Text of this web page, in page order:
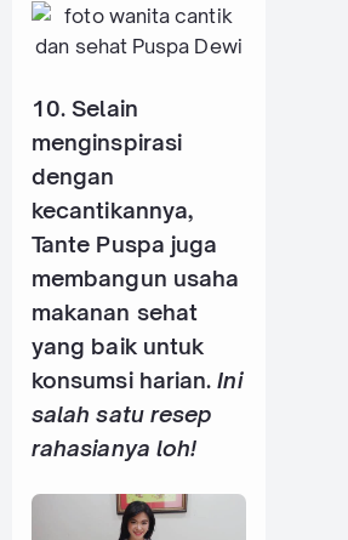
10. Selain
menginspirasi
dengan
kecantikannya,
Tante Puspa juga
membangun usaha
makanan sehat
yang baik untuk
konsumsi harian.Ini
salah satu resep
rahasianya loh!